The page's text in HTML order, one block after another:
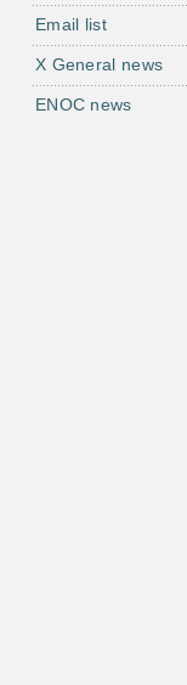
Email list
X General news
ENOC news